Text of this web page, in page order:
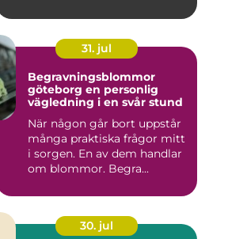
31. jul
Begravningsblommor
göteborg en personlig
vägledning i en svår stund
När någon går bort uppstår
många praktiska frågor mitt
i sorgen. En av dem handlar
om blommor. Begra...
30. jul